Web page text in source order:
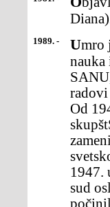
1989. - Umro je srpski biolog Siniša Stanković, član Srpske akademije
radovi
Od
1947.
sud